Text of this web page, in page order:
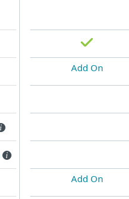
Add On
Add On